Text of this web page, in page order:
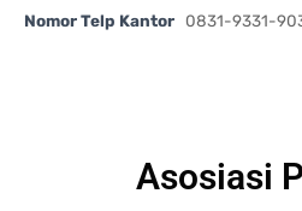
Nomor Telp Kantor 0831-9331-
Asosiasi